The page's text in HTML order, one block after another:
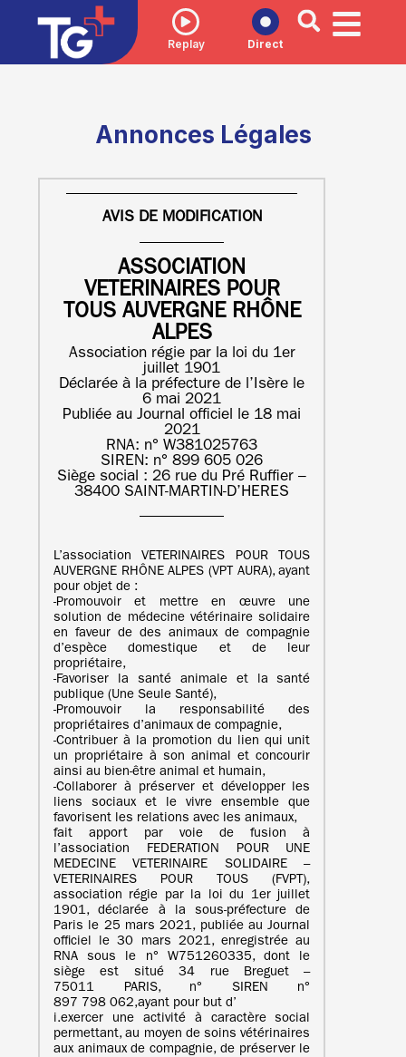
Replay Direct
Annonces Légales
AVIS DE MODIFICATION
ASSOCIATION
VETERINAIRES POUR
TOUS AUVERGNE RHÔNE
ALPES
Association régie par la loi du 1er
juillet 1901
Déclarée à la préfecture de l’Isère le
6 mai 2021
Publiée au Journal officiel le 18 mai
2021
RNA: n° W381025763
SIREN: n° 899 605 026
Siège social : 26 rue du Pré Ruffier –
38400 SAINT-MARTIN-D’HERES
L’association VETERINAIRES POUR TOUS
AUVERGNE RHÔNE ALPES (VPT AURA), ayant
pour objet de :
‐Promouvoir et mettre en œuvre une
solution de médecine vétérinaire solidaire
en faveur de des animaux de compagnie
d’espèce domestique et de leur
propriétaire,
‐Favoriser la santé animale et la santé
publique (Une Seule Santé),
‐Promouvoir la responsabilité des
propriétaires d’animaux de compagnie,
‐Contribuer à la promotion du lien qui unit
un propriétaire à son animal et concourir
ainsi au bien-être animal et humain,
‐Collaborer à préserver et développer les
liens sociaux et le vivre ensemble que
favorisent les relations avec les animaux,
fait apport par voie de fusion à
l’association FEDERATION POUR UNE
MEDECINE VETERINAIRE SOLIDAIRE –
VETERINAIRES POUR TOUS (FVPT),
association régie par la loi du 1er juillet
1901, déclarée à la sous-préfecture de
Paris le 25 mars 2021, publiée au Journal
officiel le 30 mars 2021, enregistrée au
RNA sous le n° W751260335, dont le
siège est situé 34 rue Breguet –
75011 PARIS, n° SIREN n°
897 798 062,ayant pour but d’
i.exercer une activité à caractère social
permettant, au moyen de soins vétérinaires
aux animaux de compagnie, de préserver le